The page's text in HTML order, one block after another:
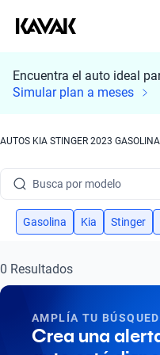
Encuentra el auto ideal
Simular plan a meses
AUTOS KIA STINGER 2023 GASOLINA
Busca por modelo
Busca por versión
Busca por marca
Busca por modelo
Gasolina Kia Stinger
0 Resultados
AMPLÍA TU
Crea una